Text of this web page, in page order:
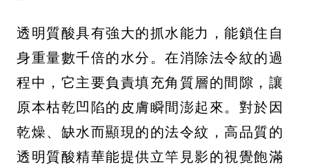
透明質酸具有強大的抓水能力，能鎖住自
身重量數千倍的水分。在消除法令紋的過
程中，它主要負責填充角質層的間隙，讓
原本枯乾凹陷的皮膚瞬間澎起來。對於因
乾燥、缺水而顯現的的法令紋，高品質的
透明質酸精華能提供立竿見影的視覺飽滿